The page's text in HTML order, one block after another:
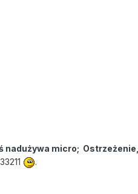
nadużywa micro;
.